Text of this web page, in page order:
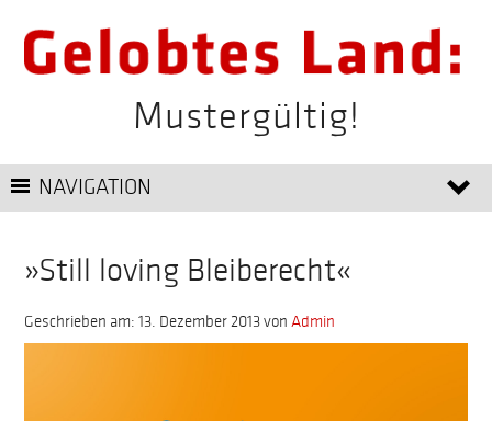
Mustergültig!
NAVIGATION
»Still loving Bleiberecht«
Geschrieben am: 13. Dezember 2013 von Admin